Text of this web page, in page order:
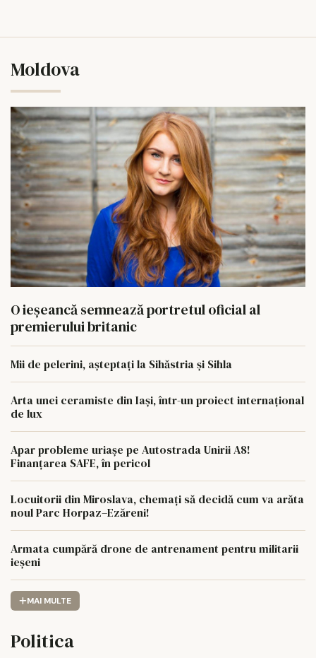
Moldova
O ieșeancă semnează portretul oficial al
premierului britanic
Mii de pelerini, așteptați la Sihăstria și Sihla
Arta unei ceramiste din Iași, într-un proiect internațional
de lux
Apar probleme uriașe pe Autostrada Unirii A8!
Finanțarea SAFE, în pericol
Locuitorii din Miroslava, chemați să decidă cum va arăta
noul Parc Horpaz–Ezăreni!
Armata cumpără drone de antrenament pentru militarii
ieșeni
MAI MULTE
Politica